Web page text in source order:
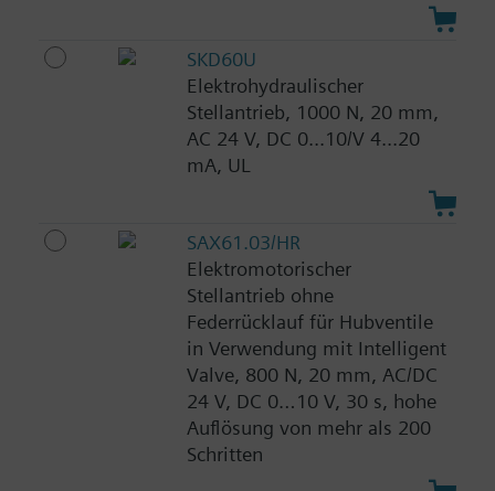
SKD60U
Elektrohydraulischer
Stellantrieb, 1000 N, 20 mm,
AC 24 V, DC 0...10/V 4...20
mA, UL
SAX61.03/HR
Elektromotorischer
Stellantrieb ohne
Federrücklauf für Hubventile
in Verwendung mit Intelligent
Valve, 800 N, 20 mm, AC/DC
24 V, DC 0…10 V, 30 s, hohe
Auflösung von mehr als 200
Schritten